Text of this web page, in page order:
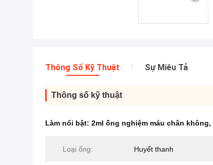
Thông Số Kỹ Thuật Sự Miêu Tả
Thông số kỹ thuật
Làm nổi bật: 2ml ống nghiệm máu chân không,
Loại ống: Huyết thanh